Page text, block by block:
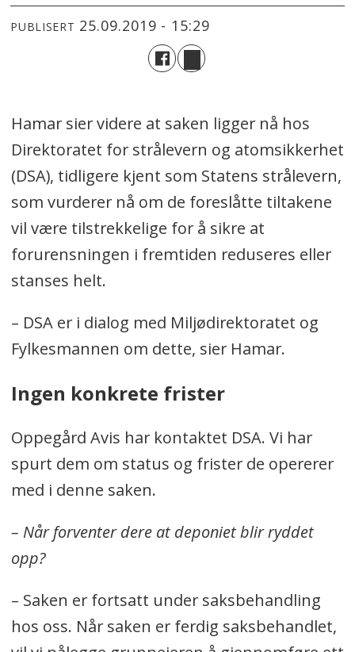
PUBLISERT 25.09.2019 - 15:29
Hamar sier videre at saken ligger nå hos
Direktoratet for strålevern og atomsikkerhet
(DSA), tidligere kjent som Statens strålevern,
som vurderer nå om de foreslåtte tiltakene
vil være tilstrekkelige for å sikre at
forurensningen i fremtiden reduseres eller
stanses helt.
– DSA er i dialog med Miljødirektoratet og
Fylkesmannen om dette, sier Hamar.
Ingen konkrete frister
Oppegård Avis har kontaktet DSA. Vi har
spurt dem om status og frister de opererer
med i denne saken.
– Når forventer dere at deponiet blir ryddet
opp?
– Saken er fortsatt under saksbehandling
hos oss. Når saken er ferdig saksbehandlet,